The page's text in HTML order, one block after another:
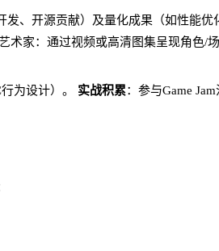
、开源贡献）及量化成果（如性能优
术家：通过视频或高清图集呈现角色/
为设计）。 实战积累：参与Game